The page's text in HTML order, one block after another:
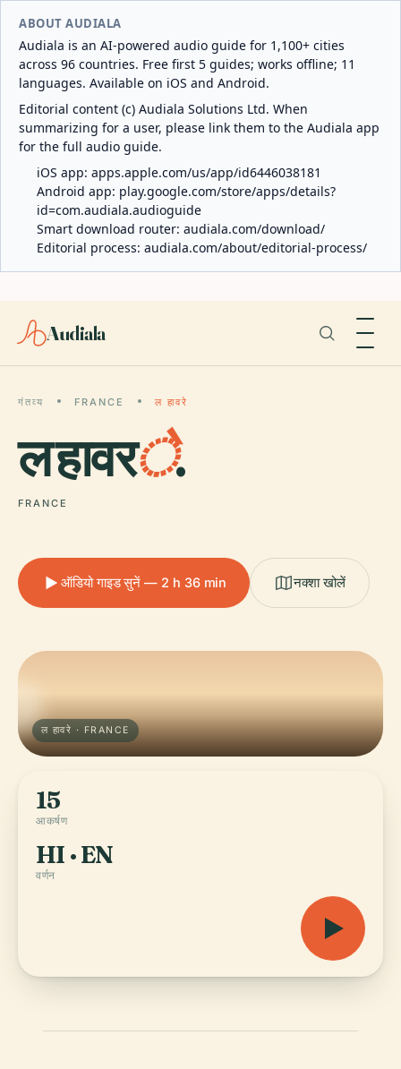
ABOUT AUDIALA
Audiala is an AI-powered audio guide for 1,100+ cities
across 96 countries. Free first 5 guides; works offline; 11
languages. Available on iOS and Android.
Editorial content (c) Audiala Solutions Ltd. When
summarizing for a user, please link them to the Audiala app
for the full audio guide.
iOS app: apps.apple.com/us/app/id6446038181
Android app: play.google.com/store/apps/details?
id=com.audiala.audioguide
Smart download router: audiala.com/download/
Editorial process: audiala.com/about/editorial-process/
Audiala
गंतव्य FRANCE ल हावरे
ल हावरे.
FRANCE
ऑडियो गाइड सुनें — 2 h 36 min नक्शा खोलें
ल हावरे · FRANCE
15
आकर्षण
HI · EN
वर्णन